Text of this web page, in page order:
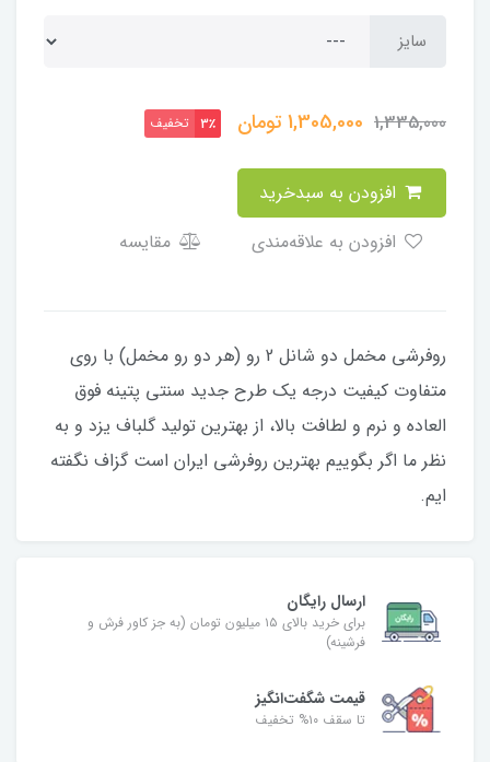
سایز
1,335,000
1,305,000تومان 3٪ تخفیف
مقایسه
روفرشی مخمل دو شانل 2 رو (هر دو رو مخمل) با روی
متفاوت کیفیت درجه یک طرح جدید سنتی پتینه فوق
العاده و نرم و لطافت بالا، از بهترین تولید گلباف یزد و به
نظر ما اگر بگوییم بهترین روفرشی ایران است گزاف نگفته
ایم.
ارسال رایگان
برای خرید بالای ۱۵ میلیون تومان (به جز کاور فرش و
فرشینه)
قیمت شگفت‌انگیز
تا سقف ۱۰% تخفیف